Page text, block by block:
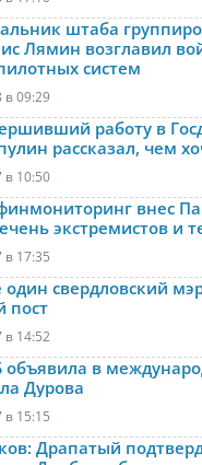
штаба
Лямин возглавил
систем
в 09:29
работу в
рассказал, чем
в 10:50
внес
экстремистов и
в 17:35
один свердловский
пост
в 14:52
объявила в
Дурова
в 15:15
Драпатый